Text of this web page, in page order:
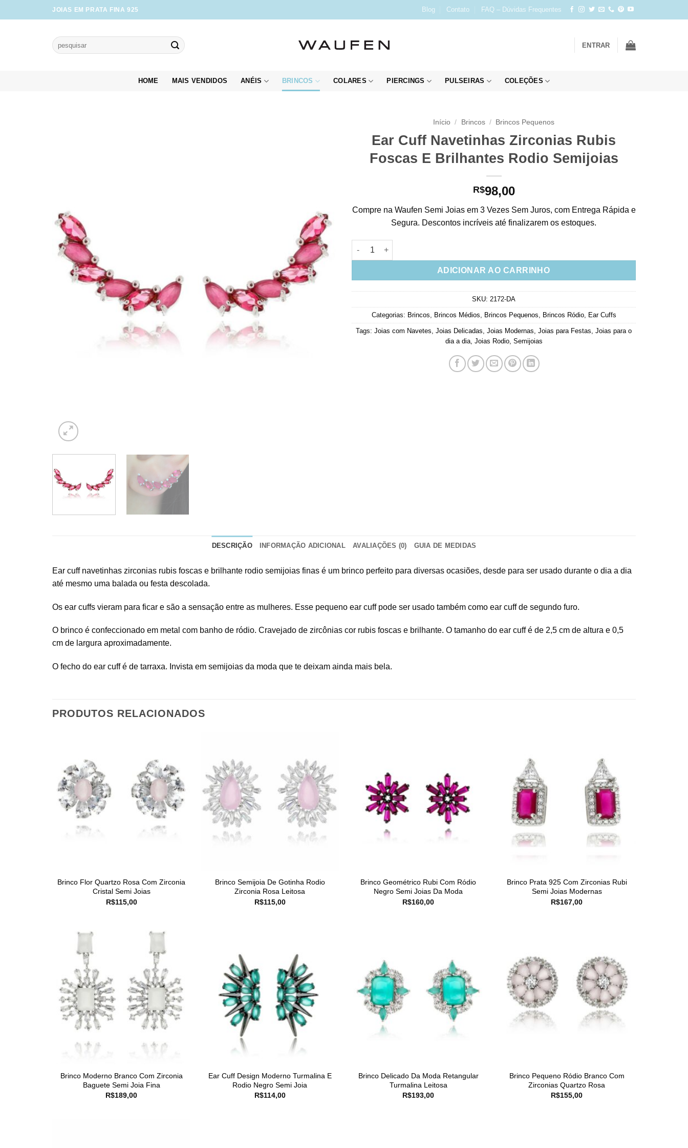
to
JOIAS EM PRATA FINA 925 Blog Contato FAQ – Dúvidas Frequentes
Pesquisar
por:
ENTRAR
HOME MAIS VENDIDOS ANÉIS BRINCOS COLARES PIERCINGS PULSEIRAS COLEÇÕES
Início / Brincos / Brincos Pequenos
Ear Cuff Navetinhas Zirconias Rubis
Foscas E Brilhantes Rodio Semijoias
R$98,00
Compre na Waufen Semi Joias em 3 Vezes Sem Juros, com Entrega Rápida e
Segura. Descontos incríveis até finalizarem os estoques.
Ear Cuff Navetinhas Zirconias Rubis Foscas E Brilhantes Rodio Semijoias quantidade
ADICIONAR AO CARRINHO
SKU: 2172-DA
Categorias: Brincos Brincos Médios Brincos Pequenos Brincos Ródio, Ear Cuffs
Tags: Joias com Navetes Joias Delicadas Joias Modernas Joias para Festas Joias para o
dia a dia, Joias Rodio, Semijoias
DESCRIÇÃO INFORMAÇÃO ADICIONAL AVALIAÇÕES (0) GUIA DE MEDIDAS
Ear cuff navetinhas zirconias rubis foscas e brilhante rodio semijoias finas é um brinco perfeito para diversas ocasiões, desde para ser usado durante o dia a dia
até mesmo uma balada ou festa descolada.
Os ear cuffs vieram para ficar e são a sensação entre as mulheres. Esse pequeno ear cuff pode ser usado também como ear cuff de segundo furo.
O brinco é confeccionado em metal com banho de ródio. Cravejado de zircônias cor rubis foscas e brilhante. O tamanho do ear cuff é de 2,5 cm de altura e 0,5
cm de largura aproximadamente.
O fecho do ear cuff é de tarraxa. Invista em semijoias da moda que te deixam ainda mais bela.
PRODUTOS RELACIONADOS
Brinco Flor Quartzo Rosa Com Zirconia
Cristal Semi Joias
R$115,00
Brinco Semijoia De Gotinha Rodio
Zirconia Rosa Leitosa
R$115,00
Brinco Geométrico Rubi Com Ródio
Negro Semi Joias Da Moda
R$160,00
Brinco Prata 925 Com Zirconias Rubi
Semi Joias Modernas
R$167,00
Brinco Moderno Branco Com Zirconia
Baguete Semi Joia Fina
R$189,00
Ear Cuff Design Moderno Turmalina E
Rodio Negro Semi Joia
R$114,00
Brinco Delicado Da Moda Retangular
Turmalina Leitosa
R$193,00
Brinco Pequeno Ródio Branco Com
Zirconias Quartzo Rosa
R$155,00